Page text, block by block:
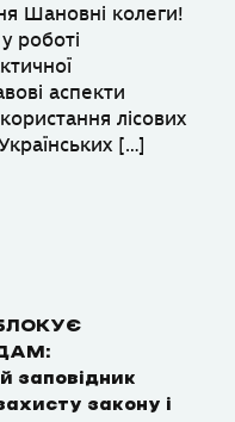
Шановні колеги!
роботі
аспекти
лісових
[…]
заповідник
закону і